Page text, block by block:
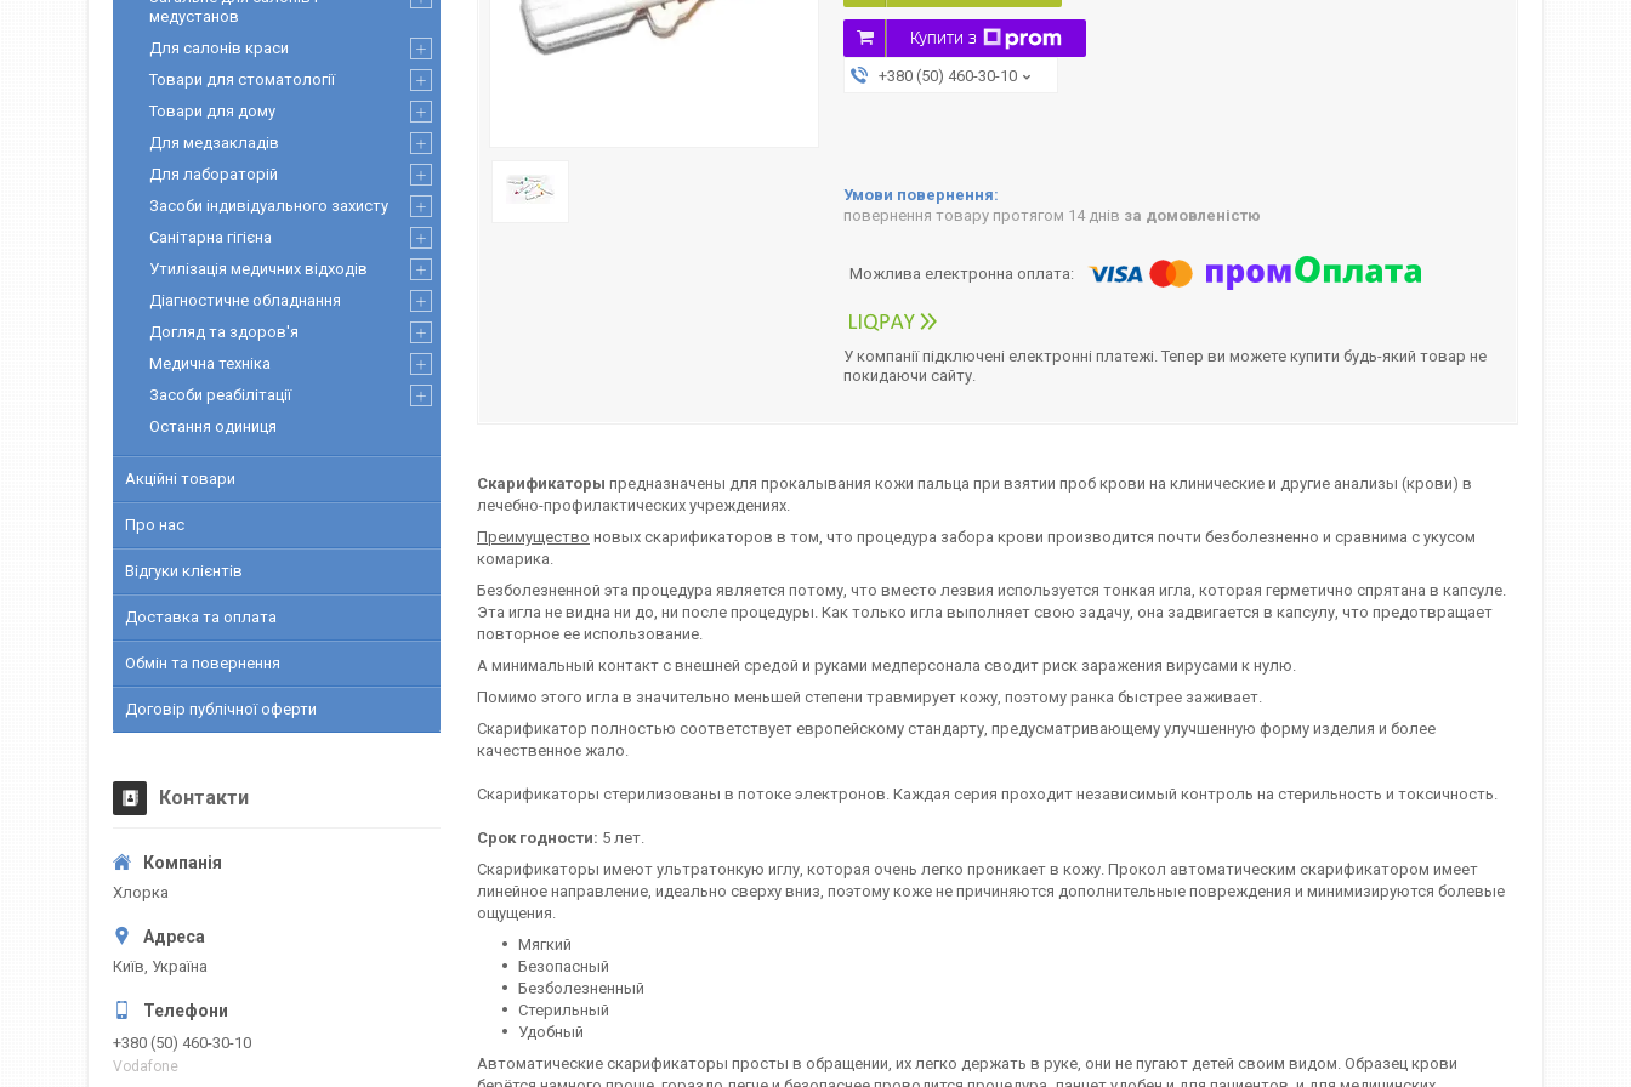
Купити з
+380 (50) 460-30-10
повернення товару протягом 14 днів за домовленістю
У компанії підключені електронні платежі. Тепер ви можете купити будь-який товар не
покидаючи сайту.
Скарификаторы предназначены для прокалывания кожи пальца при взятии проб крови на клинические и другие анализы (крови) в
лечебно-профилактических учреждениях.
Преимущество новых скарификаторов в том, что процедура забора крови производится почти безболезненно и сравнима с укусом
комарика.
Безболезненной эта процедура является потому, что вместо лезвия используется тонкая игла, которая герметично спрятана в капсуле.
Эта игла не видна ни до, ни после процедуры. Как только игла выполняет свою задачу, она задвигается в капсулу, что предотвращает
повторное ее использование.
А минимальный контакт с внешней средой и руками медперсонала сводит риск заражения вирусами к нулю.
Помимо этого игла в значительно меньшей степени травмирует кожу, поэтому ранка быстрее заживает.
Скарификатор полностью соответствует европейскому стандарту, предусматривающему улучшенную форму изделия и более
качественное жало.
Скарификаторы стерилизованы в потоке электронов. Каждая серия проходит независимый контроль на стерильность и токсичность.
Срок годности: 5 лет.
Скарификаторы имеют ультратонкую иглу, которая очень легко проникает в кожу. Прокол автоматическим скарификатором имеет
линейное направление, идеально сверху вниз, поэтому коже не причиняются дополнительные повреждения и минимизируются болевые
ощущения.
Мягкий
Безопасный
Безболезненный
Стерильный
Удобный
Автоматические скарификаторы просты в обращении, их легко держать в руке, они не пугают детей своим видом. Образец крови
медустанов
Для салонів краси
Товари для стоматології
Товари для дому
Для медзакладів
Для лабораторій
Засоби індивідуального захисту
Санітарна гігієна
Утилізація медичних відходів
Діагностичне обладнання
Догляд та здоров'я
Медична техніка
Засоби реабілітації
Остання одиниця
Акційні товари
Про нас
Відгуки клієнтів
Доставка та оплата
Обмін та повернення
Договір публічної оферти
Контакти
Хлорка
Київ, Україна
+380 (50) 460-30-10
Vodafone